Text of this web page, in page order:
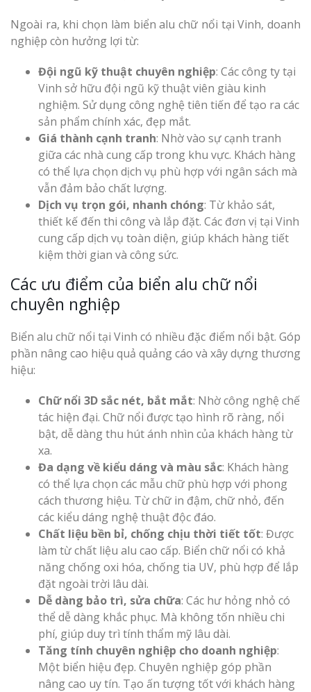
Ngoài ra, khi chọn làm biển alu chữ nổi tại Vinh, doanh
nghiệp còn hưởng lợi từ:
Đội ngũ kỹ thuật chuyên nghiệp: Các công ty tại
Vinh sở hữu đội ngũ kỹ thuật viên giàu kinh
nghiệm. Sử dụng công nghệ tiên tiến để tạo ra các
sản phẩm chính xác, đẹp mắt.
Giá thành cạnh tranh: Nhờ vào sự cạnh tranh
giữa các nhà cung cấp trong khu vực. Khách hàng
có thể lựa chọn dịch vụ phù hợp với ngân sách mà
vẫn đảm bảo chất lượng.
Dịch vụ trọn gói, nhanh chóng: Từ khảo sát,
thiết kế đến thi công và lắp đặt. Các đơn vị tại Vinh
cung cấp dịch vụ toàn diện, giúp khách hàng tiết
kiệm thời gian và công sức.
Các ưu điểm của biển alu chữ nổi
chuyên nghiệp
Biển alu chữ nổi tại Vinh có nhiều đặc điểm nổi bật. Góp
phần nâng cao hiệu quả quảng cáo và xây dựng thương
hiệu:
Chữ nổi 3D sắc nét, bắt mắt: Nhờ công nghệ chế
tác hiện đại. Chữ nổi được tạo hình rõ ràng, nổi
bật, dễ dàng thu hút ánh nhìn của khách hàng từ
xa.
Đa dạng về kiểu dáng và màu sắc: Khách hàng
có thể lựa chọn các mẫu chữ phù hợp với phong
cách thương hiệu. Từ chữ in đậm, chữ nhỏ, đến
các kiểu dáng nghệ thuật độc đáo.
Chất liệu bền bỉ, chống chịu thời tiết tốt: Được
làm từ chất liệu alu cao cấp. Biển chữ nổi có khả
năng chống oxi hóa, chống tia UV, phù hợp để lắp
đặt ngoài trời lâu dài.
Dễ dàng bảo trì, sửa chữa: Các hư hỏng nhỏ có
thể dễ dàng khắc phục. Mà không tốn nhiều chi
phí, giúp duy trì tính thẩm mỹ lâu dài.
Tăng tính chuyên nghiệp cho doanh nghiệp:
Một biển hiệu đẹp. Chuyên nghiệp góp phần
nâng cao uy tín. Tạo ấn tượng tốt với khách hàng
Rẻ Tại Vinh Giải Pháp
Làm Hộp
Cáo Tại Vinh Giá Rẻ
Ma Trận
Thi Công
Nghiệp
Làm Biển
Mica Tại Vinh Lấy
Làm biển
tại Vinh Nghệ An
Nam Đàn Uy Tín Giá
Làm Biển
Hàng
Top 10 Mẫu
Nghệ An Đẹp
Làm Bảng
Thuốc Nghệ An Chuẩn